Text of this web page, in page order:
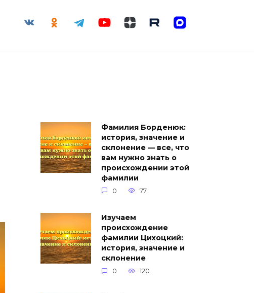
Фамилия Борденюк:
история, значение и
склонение — все, что
вам нужно знать о
происхождении этой
фамилии
0 77
Изучаем
происхождение
фамилии Цихоцкий:
история, значение и
склонение
0 120